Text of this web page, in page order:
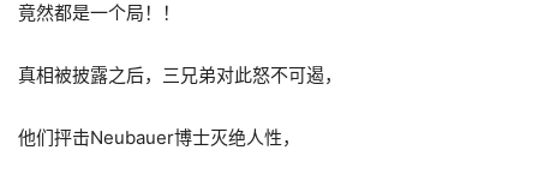
竟然都是一个局！！
真相被披露之后，三兄弟对此怒不可遏，
他们抨击Neubauer博士灭绝人性，